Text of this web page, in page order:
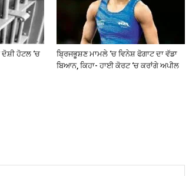
ਹੋਟਲ ‘ਚ
ਬ੍ਰਿਜਭੂਸ਼ਣ ਮਾਮਲੇ ‘ਚ ਵਿਨੇਸ਼ ਫੋਗਾਟ ਦਾ ਵੱਡਾ
ਬਿਆਨ, ਕਿਹਾ- ਹਾਈ ਕੋਰਟ ‘ਚ ਕਰਾਂਗੇ ਅਪੀਲ